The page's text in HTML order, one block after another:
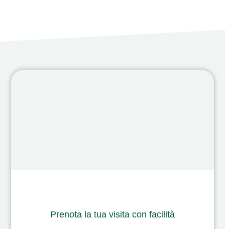
Prenota la tua visita con facilità